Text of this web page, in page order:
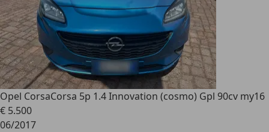
Opel CorsaCorsa 5p 1.4 Innovation (cosmo) Gpl 90cv my16
€ 5.500
06/2017